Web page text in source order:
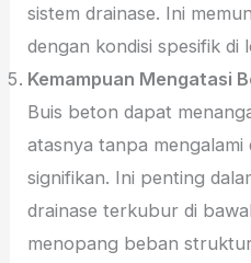
sistem drainase. Ini
dengan kondisi spesifik di
Kemampuan Mengatasi
Buis beton dapat
atasnya tanpa mengalami
signifikan. Ini penting
drainase terkubur di
menopang beban